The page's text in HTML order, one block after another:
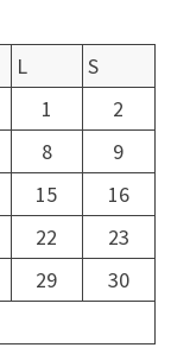
L
S
1
2
8
9
15
16
22
23
29
30